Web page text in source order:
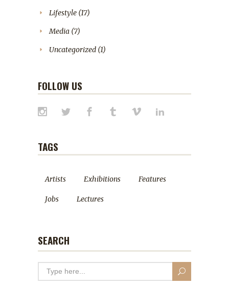
Lifestyle (17)
Media (7)
Uncategorized (1)
FOLLOW US
TAGS
Artists Exhibitions Features
Jobs Lectures
SEARCH